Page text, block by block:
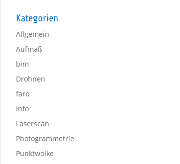
Kategorien
Allgemein
Aufmaß
bim
Drohnen
faro
Info
Laserscan
Photogrammetrie
Punktwolke